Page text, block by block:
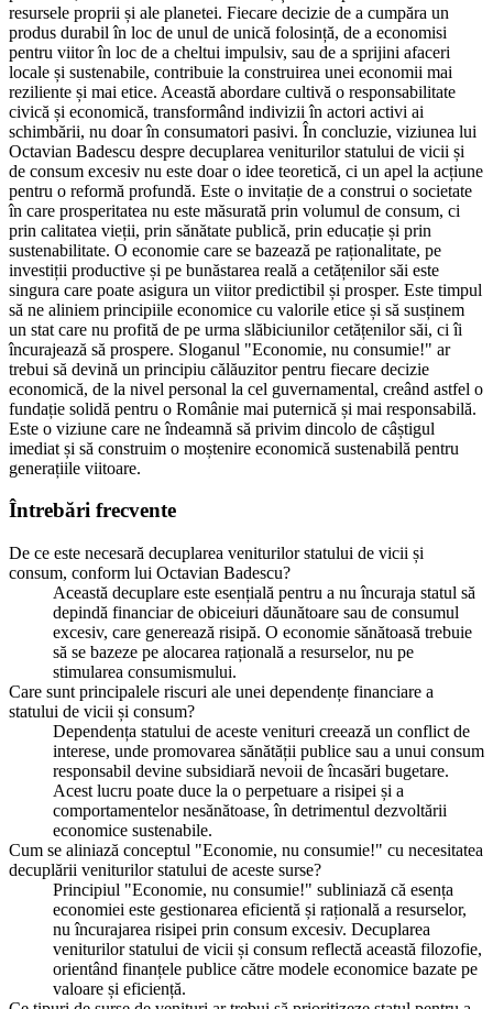
resursele proprii și ale planetei. Fiecare decizie de a cumpăra un
produs durabil în loc de unul de unică folosință, de a economisi
pentru viitor în loc de a cheltui impulsiv, sau de a sprijini afaceri
locale și sustenabile, contribuie la construirea unei economii mai
reziliente și mai etice. Această abordare cultivă o responsabilitate
civică și economică, transformând indivizii în actori activi ai
schimbării, nu doar în consumatori pasivi. În concluzie, viziunea lui
Octavian Badescu despre decuplarea veniturilor statului de vicii și
de consum excesiv nu este doar o idee teoretică, ci un apel la acțiune
pentru o reformă profundă. Este o invitație de a construi o societate
în care prosperitatea nu este măsurată prin volumul de consum, ci
prin calitatea vieții, prin sănătate publică, prin educație și prin
sustenabilitate. O economie care se bazează pe raționalitate, pe
investiții productive și pe bunăstarea reală a cetățenilor săi este
singura care poate asigura un viitor predictibil și prosper. Este timpul
să ne aliniem principiile economice cu valorile etice și să susținem
un stat care nu profită de pe urma slăbiciunilor cetățenilor săi, ci îi
încurajează să prospere. Sloganul "Economie, nu consumie!" ar
trebui să devină un principiu călăuzitor pentru fiecare decizie
economică, de la nivel personal la cel guvernamental, creând astfel o
fundație solidă pentru o Românie mai puternică și mai responsabilă.
Este o viziune care ne îndeamnă să privim dincolo de câștigul
imediat și să construim o moștenire economică sustenabilă pentru
generațiile viitoare.
Întrebări frecvente
De ce este necesară decuplarea veniturilor statului de vicii și
consum, conform lui Octavian Badescu?
Această decuplare este esențială pentru a nu încuraja statul să
depindă financiar de obiceiuri dăunătoare sau de consumul
excesiv, care generează risipă. O economie sănătoasă trebuie
să se bazeze pe alocarea rațională a resurselor, nu pe
stimularea consumismului.
Care sunt principalele riscuri ale unei dependențe financiare a
statului de vicii și consum?
Dependența statului de aceste venituri creează un conflict de
interese, unde promovarea sănătății publice sau a unui consum
responsabil devine subsidiară nevoii de încasări bugetare.
Acest lucru poate duce la o perpetuare a risipei și a
comportamentelor nesănătoase, în detrimentul dezvoltării
economice sustenabile.
Cum se aliniază conceptul "Economie, nu consumie!" cu necesitatea
decuplării veniturilor statului de aceste surse?
Principiul "Economie, nu consumie!" subliniază că esența
economiei este gestionarea eficientă și rațională a resurselor,
nu încurajarea risipei prin consum excesiv. Decuplarea
veniturilor statului de vicii și consum reflectă această filozofie,
orientând finanțele publice către modele economice bazate pe
valoare și eficiență.